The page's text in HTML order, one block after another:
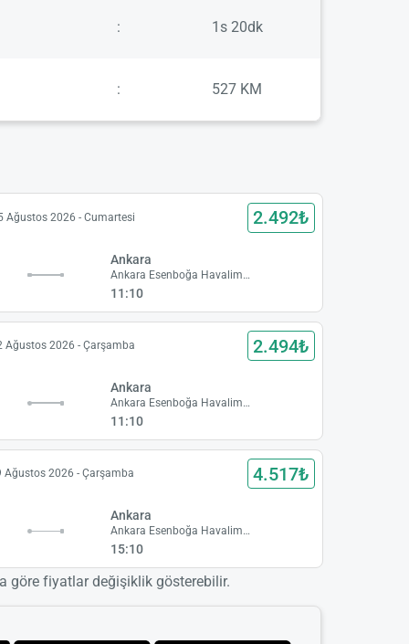
: 1s 20dk
: 527 KM
Ağustos 2026 - Cumartesi 2.492₺
Ankara
Ankara Esenboğa Havalimanı
11:10
Ağustos 2026 - Çarşamba 2.494₺
Ankara
Ankara Esenboğa Havalimanı
11:10
Ağustos 2026 - Çarşamba 4.517₺
Ankara
Ankara Esenboğa Havalimanı
15:10
göre fiyatlar değişiklik gösterebilir.